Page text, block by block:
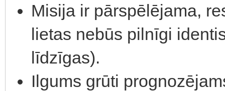
Misija ir pārspēlējama,
lietas nebūs pilnīgi
līdzīgas).
Ilgums grūti